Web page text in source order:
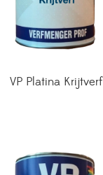
VP Platina Krijtverf